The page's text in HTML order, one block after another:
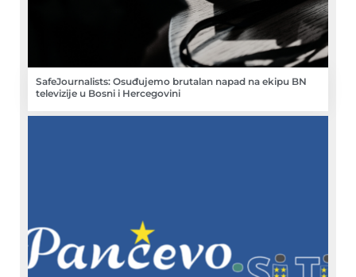
SafeJournalists: Osuđujemo brutalan napad na ekipu BN
televizije u Bosni i Hercegovini